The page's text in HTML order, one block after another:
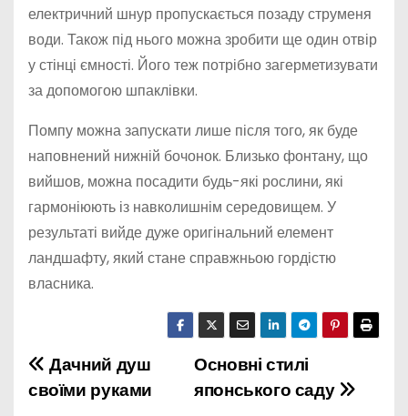
електричний шнур пропускається позаду струменя
води. Також під нього можна зробити ще один отвір
у стінці ємності. Його теж потрібно загерметизувати
за допомогою шпаклівки.
Помпу можна запускати лише після того, як буде
наповнений нижній бочонок. Близько фонтану, що
вийшов, можна посадити будь-які рослини, які
гармоніюють із навколишнім середовищем. У
результаті вийде дуже оригінальний елемент
ландшафту, який стане справжньою гордістю
власника.
Н
Основні стилі
японського саду
Дачний душ
своїми руками